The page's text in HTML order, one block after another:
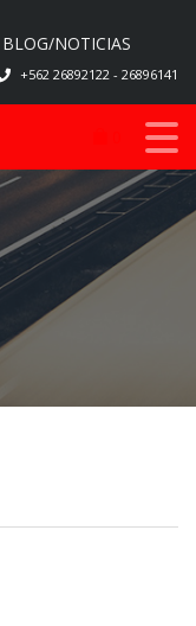
BLOG/NOTICIAS
+562 26892122 - 26896141